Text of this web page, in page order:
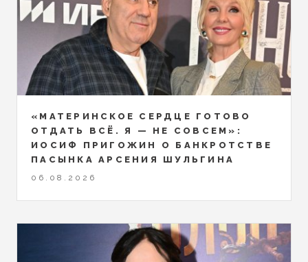
«МАТЕРИНСКОЕ СЕРДЦЕ ГОТОВО
ОТДАТЬ ВСЁ. Я — НЕ СОВСЕМ»:
ИОСИФ ПРИГОЖИН О БАНКРОТСТВЕ
ПАСЫНКА АРСЕНИЯ ШУЛЬГИНА
06.08.2026